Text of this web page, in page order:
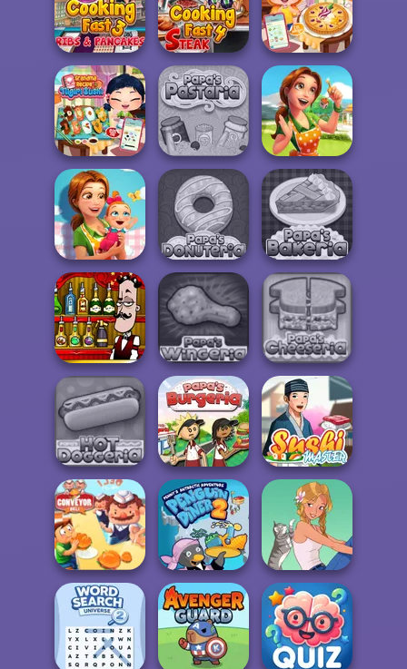
FNAF Bartender
Sandwich
Champion
Pirate Bartender
Captain's Gro...
Cooking Fast 3:
Ribs and Panca...
Cooking Fast 4
Steak
Grandma Recipe
Apple Pie
Grandma Recipe
Nigiri Sushi
Papa's Pastaria
Delicious -
Emily's Home
Sweet...
Delicious -
Emily's New
Beginn...
Papa's Donuteria Papa's Bakeria
Bartender The
Right Mix
Papa's Wingeria Papa's Cheeseria
Papa's Hot
Doggeria
Papa's Burgeria Sushi Master
Conveyor Deli Penguin Diner 2 A Girl And Her Pet